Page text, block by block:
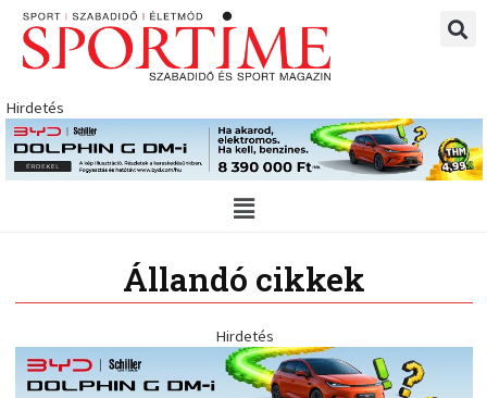
Skip
content
Hirdetés
Main
Menu
Állandó cikkek
Hirdetés